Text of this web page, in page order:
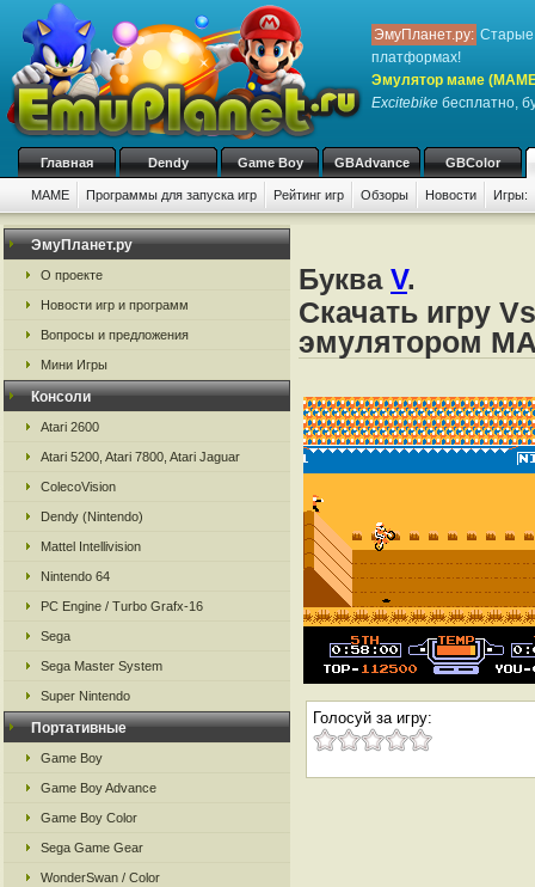
ЭмуПланет.ру: Старые
платформах!
Эмулятор маме
Excitebike бесплатно,
Главная Dendy Game Boy GBAdvance GBColor
MAME Программы для запуска игр Рейтинг игр Обзоры Новости Игры:
ЭмуПланет.ру
О проекте
Новости игр и программ
Вопросы и предложения
Мини Игры
Консоли
Atari 2600
Atari 5200, Atari 7800, Atari Jaguar
ColecoVision
Dendy (Nintendo)
Mattel Intellivision
Nintendo 64
PC Engine / Turbo Grafx-16
Sega
Sega Master System
Super Nintendo
Портативные
Game Boy
Game Boy Advance
Game Boy Color
Sega Game Gear
WonderSwan / Color
Буква V.
Скачать игру
эмулятором
Голосуй за игру: